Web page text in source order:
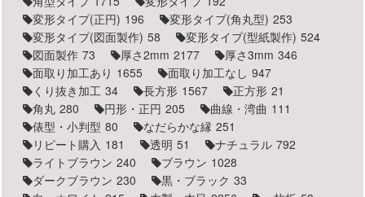
変形タイプ(正円) 196 変形タイプ(角丸型) 253
変形タイプ(図面製作) 58 変形タイプ(型紙製作) 524
図面製作 73 厚さ2mm 2177 厚さ3mm 346
面取り加工あり 1655 面取り加工なし 947
くり抜き加工 34 長方形 1567 正方形 21
角丸 280 円形・正円 205 曲線・湾曲 111
俵型・小判型 80 なだらかな縁 251
リピート購入 181 透明 51 ナチュラル 792
ライトブラウン 240 ブラウン 1028
ダークブラウン 230 黒・ブラック 33